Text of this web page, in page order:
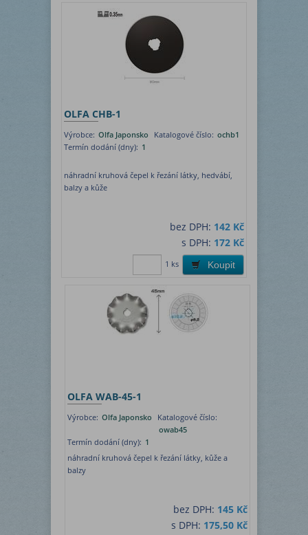
OLFA CHB-1
Výrobce: Olfa Japonsko Katalogové číslo: ochb1
Termín dodání (dny): 1
náhradní kruhová čepel k řezání látky, hedvábí,
balzy a kůže
bez DPH: 142 Kč
s DPH: 172 Kč
Koupit
1 ks
OLFA WAB-45-1
Výrobce: Olfa Japonsko
Katalogové číslo:
owab45
Termín dodání (dny): 1
náhradní kruhová čepel k řezání látky, kůže a
balzy
bez DPH: 145 Kč
s DPH: 175,50 Kč